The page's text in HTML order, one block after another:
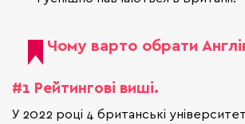
Чому варто обрати
#1 Рейтингові виші.
У 2022 році 4 британські